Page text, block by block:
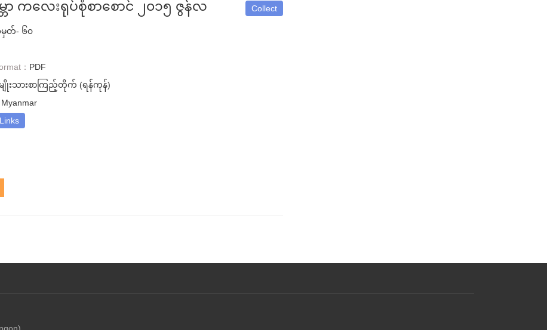
Collect
ဘာ ကလေးရုပ်စုံစာစောင် ၂၀၁၅ ဇွန်လ
တ်- ၆၀
： PDF
ျိုးသားစာကြည့်တိုက် (ရန်ကုန်)
Myanmar